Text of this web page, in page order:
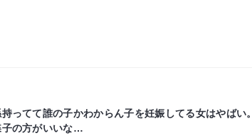
ってて誰の子かわからん子を妊娠してる女はやばい。
子の方がいいな…